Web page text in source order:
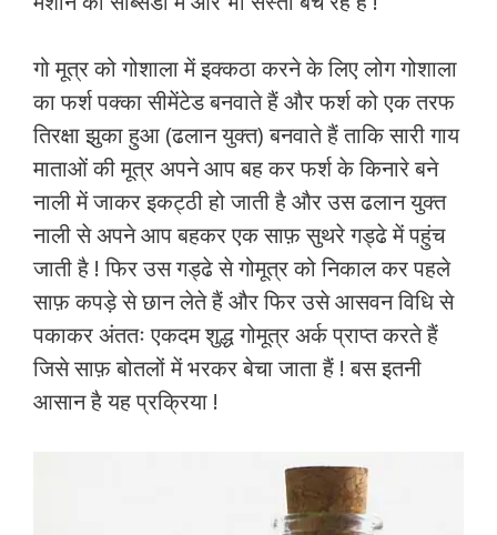
गो मूत्र को गोशाला में इक्कठा करने के लिए लोग गोशाला
का फर्श पक्का सीमेंटेड बनवाते हैं और फर्श को एक तरफ
तिरक्षा झुका हुआ (ढलान युक्त) बनवाते हैं ताकि सारी गाय
माताओं की मूत्र अपने आप बह कर फर्श के किनारे बने
नाली में जाकर इकट्ठी हो जाती है और उस ढलान युक्त
नाली से अपने आप बहकर एक साफ़ सुथरे गड्ढे में पहुंच
जाती है ! फिर उस गड्ढे से गोमूत्र को निकाल कर पहले
साफ़ कपड़े से छान लेते हैं और फिर उसे आसवन विधि से
पकाकर अंततः एकदम शुद्ध गोमूत्र अर्क प्राप्त करते हैं
जिसे साफ़ बोतलों में भरकर बेचा जाता हैं ! बस इतनी
आसान है यह प्रक्रिया !